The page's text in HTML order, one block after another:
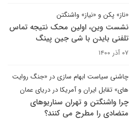
«ناز» پکن و «نیاز» واشنگتن
نشست وین، اولین محک نتیجه تماس
تلفنی بایدن با شی جین پینگ
۰۷ آذر ۱۴۰۰
چاشنی سیاست ابهام سازی در «جنگ روایت
های» تقابل ایران و آمریکا در دریای عمان
چرا واشنگتن و تهران سناریوهای
متضادی را مطرح می کنند؟